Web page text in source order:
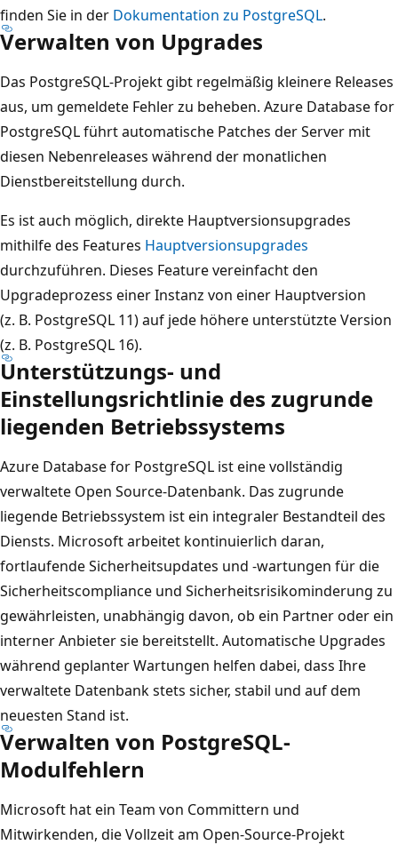
finden Sie in der Dokumentation zu PostgreSQL.
Verwalten von Upgrades
Das PostgreSQL-Projekt gibt regelmäßig kleinere Releases
aus, um gemeldete Fehler zu beheben. Azure Database for
PostgreSQL führt automatische Patches der Server mit
diesen Nebenreleases während der monatlichen
Dienstbereitstellung durch.
Es ist auch möglich, direkte Hauptversionsupgrades
mithilfe des Features Hauptversionsupgrades
durchzuführen. Dieses Feature vereinfacht den
Upgradeprozess einer Instanz von einer Hauptversion
(z. B. PostgreSQL 11) auf jede höhere unterstützte Version
(z. B. PostgreSQL 16).
Unterstützungs- und
Einstellungsrichtlinie des zugrunde
liegenden Betriebssystems
Azure Database for PostgreSQL ist eine vollständig
verwaltete Open Source-Datenbank. Das zugrunde
liegende Betriebssystem ist ein integraler Bestandteil des
Diensts. Microsoft arbeitet kontinuierlich daran,
fortlaufende Sicherheitsupdates und -wartungen für die
Sicherheitscompliance und Sicherheitsrisikominderung zu
gewährleisten, unabhängig davon, ob ein Partner oder ein
interner Anbieter sie bereitstellt. Automatische Upgrades
während geplanter Wartungen helfen dabei, dass Ihre
verwaltete Datenbank stets sicher, stabil und auf dem
neuesten Stand ist.
Verwalten von PostgreSQL-
Modulfehlern
Microsoft hat ein Team von Committern und
Mitwirkenden, die Vollzeit am Open-Source-Projekt